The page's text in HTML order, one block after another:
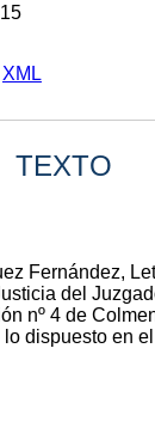
XML
TEXTO
Fernández,
del
nº 4 de
dispuesto en